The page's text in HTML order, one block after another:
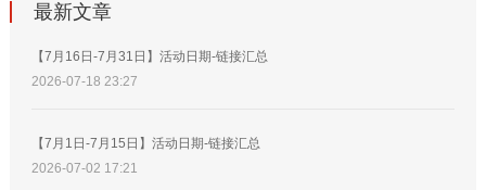
最新文章
【7月16日-7月31日】活动日期-链接汇总
2026-07-18 23:27
【7月1日-7月15日】活动日期-链接汇总
2026-07-02 17:21